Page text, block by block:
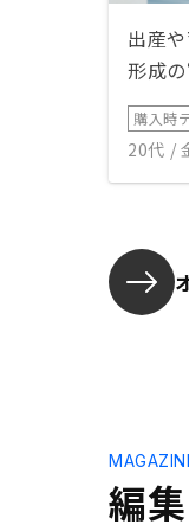
出産
形成
購入時
20代 /
編